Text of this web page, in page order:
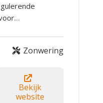
Zonwering
Bekijk
website